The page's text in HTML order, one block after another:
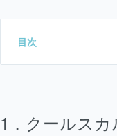
目次
クールス